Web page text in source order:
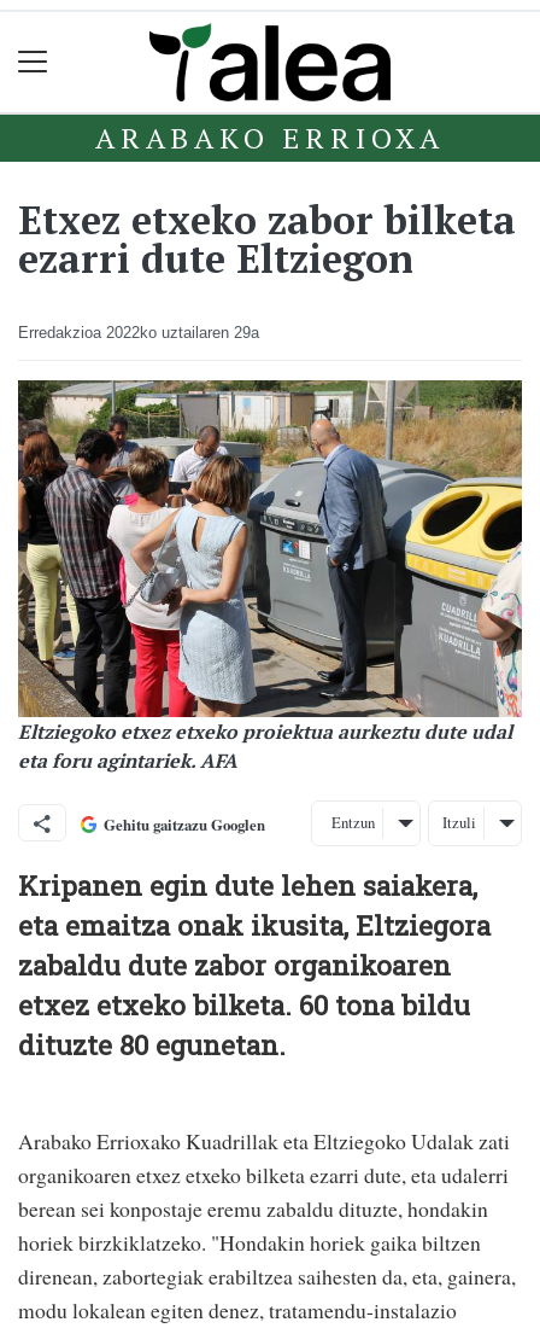
ARABAKO ERRIOXA
Etxez etxeko zabor bilketa
ezarri dute Eltziegon
Erredakzioa 2022ko uztailaren 29a
Eltziegoko etxez etxeko proiektua aurkeztu dute udal
eta foru agintariek. AFA
Gehitu gaitzazu Googlen Entzun Itzuli
Kripanen egin dute lehen saiakera,
eta emaitza onak ikusita, Eltziegora
zabaldu dute zabor organikoaren
etxez etxeko bilketa. 60 tona bildu
dituzte 80 egunetan.
Arabako Errioxako Kuadrillak eta Eltziegoko Udalak zati
organikoaren etxez etxeko bilketa ezarri dute, eta udalerri
berean sei konpostaje eremu zabaldu dituzte, hondakin
horiek birzkiklatzeko. "Hondakin horiek gaika biltzen
direnean, zabortegiak erabiltzea saihesten da, eta, gainera,
modu lokalean egiten denez, tratamendu-instalazio